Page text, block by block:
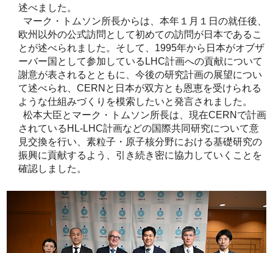
述べました。
マーク・トムソン所長からは、本年１月１日の就任後、
欧州以外の公式訪問として初めての訪問が日本であるこ
とが述べられました。そして、1995年から日本がオブザ
ーバー国として参加しているLHC計画への貢献について
謝意が表されるとともに、今後の研究計画の展望につい
て述べられ、CERNと日本が双方とも恩恵を受けられる
ような仕組みづくりを模索したいと発言されました。
松本大臣とマーク・トムソン所長は、現在CERNで計画
されているHL-LHC計画などの国際共同研究について意
見交換を行い、素粒子・原子核分野における基礎研究の
振興に貢献するよう、引き続き密に協力していくことを
確認しました。